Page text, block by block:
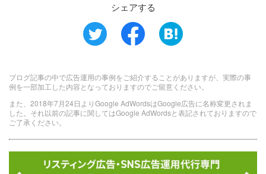
シェアする
ブログ記事の中で広告運用の事例をご紹介することがありますが、実際の事
例を一部加工した内容となっておりますのでご留意ください。
また、2018年7月24日よりGoogle AdWordsはGoogle広告に名称変更されま
した。それ以前の記事に関してはGoogle AdWordsと表記されておりますので
ご了承ください。